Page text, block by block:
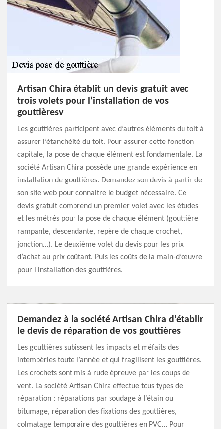
Artisan Chira établit un devis gratuit avec
trois volets pour l’installation de vos
gouttièresv
Les gouttières participent avec d’autres éléments du toit à
assurer l’étanchéité du toit. Pour assurer cette fonction
capitale, la pose de chaque élément est fondamentale. La
société Artisan Chira possède une grande expérience en
installation de gouttières. Demandez son devis à partir de
son site web pour connaitre le budget nécessaire. Ce
devis gratuit comprend un premier volet avec les études
et les métrés pour la pose de chaque élément (gouttière
rampante, descendante, repère de chaque crochet,
jonction…). Le deuxième volet du devis pour les prix
d’achat au prix coûtant. Puis les coûts de la main-d’œuvre
pour l’installation des gouttières.
Demandez à la société Artisan Chira d’établir
le devis de réparation de vos gouttières
Les gouttières subissent les impacts et méfaits des
intempéries toute l’année et qui fragilisent les gouttières.
Les crochets sont mis à rude épreuve par les coups de
vent. La société Artisan Chira effectue tous types de
réparation : réparations par soudage à l’étain ou
bitumage, réparation des fixations des gouttières,
colmatage temporaire des gouttières en PVC… Pour